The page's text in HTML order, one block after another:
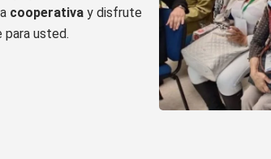
cooperativa y disfrute
para usted.